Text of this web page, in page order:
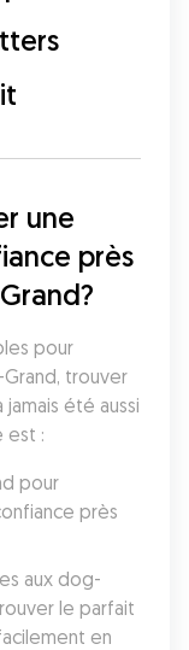
une
près
pour
trouver
été aussi
est :
pour
près
aux dog-
le parfait
en